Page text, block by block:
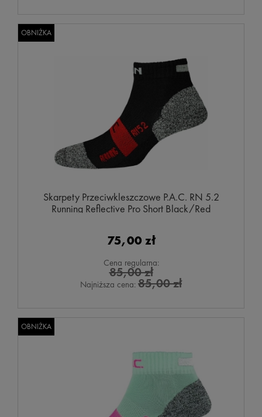
Skarpety Przeciwkleszczowe P.A.C. RN 5.2
Running Reflective Pro Short Black/Red
75,00 zł
Cena regularna:
85,00 zł
Najniższa cena: 85,00 zł
OBNIŻKA
OBNIŻKA